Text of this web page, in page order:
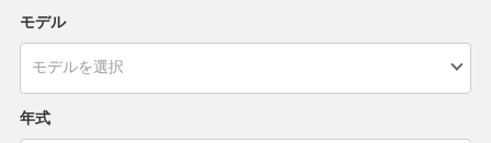
モデル
年式